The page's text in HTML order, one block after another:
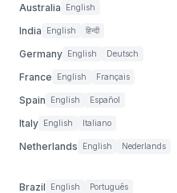
Australia English
India English हिन्दी
Germany English Deutsch
France English Français
Spain English Español
Italy English Italiano
Netherlands English Nederlands
Brazil English Português